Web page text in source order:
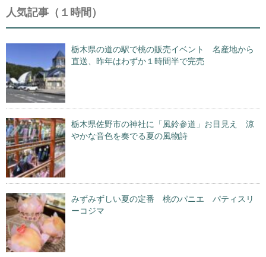
人気記事（１時間）
栃木県の道の駅で桃の販売イベント 名産地から
直送、昨年はわずか１時間半で完売
栃木県佐野市の神社に「風鈴参道」お目見え 涼
やかな音色を奏でる夏の風物詩
みずみずしい夏の定番 桃のパニエ パティスリ
ーコジマ